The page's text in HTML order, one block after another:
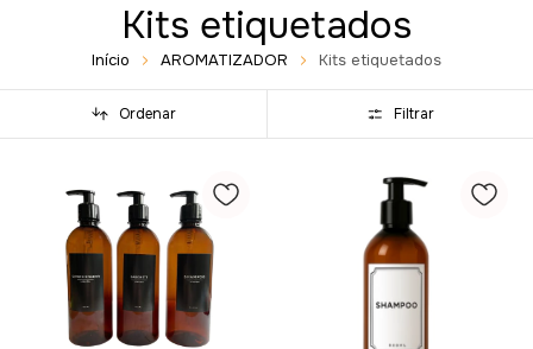
Kits etiquetados
Início AROMATIZADOR Kits etiquetados
Ordenar Filtrar